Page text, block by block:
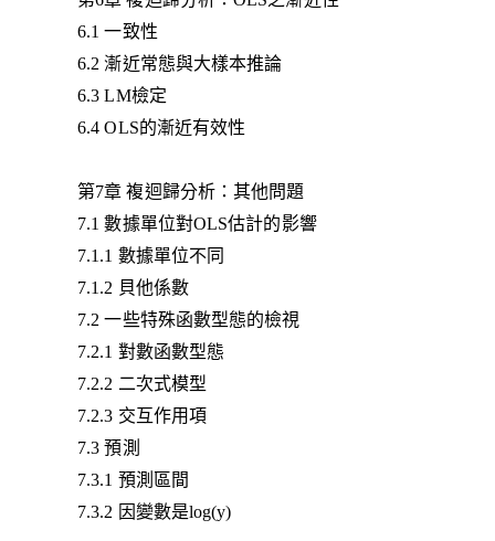
6.1 一致性
6.2 漸近常態與大樣本推論
6.3 LM檢定
6.4 OLS的漸近有效性
第7章 複迴歸分析：其他問題
7.1 數據單位對OLS估計的影響
7.1.1 數據單位不同
7.1.2 貝他係數
7.2 一些特殊函數型態的檢視
7.2.1 對數函數型態
7.2.2 二次式模型
7.2.3 交互作用項
7.3 預測
7.3.1 預測區間
7.3.2 因變數是log(y)